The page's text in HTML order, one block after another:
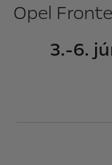
Opel
3.-6.